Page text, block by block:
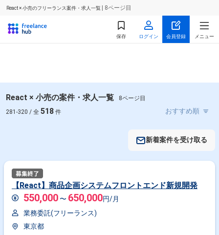
React × 小売のフリーランス案件・求人一覧 | 8ページ目
保存 ログイン 会員登録 メニュー
React × 小売の案件・求人一覧
8ページ目
281-320 / 全 518 件
新着案件を受け取る
【React】商品企画システムフロントエンド新規開発
550,000 〜 650,000円/月
業務委託(フリーランス)
東京都